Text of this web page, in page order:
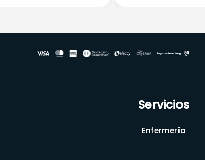
Servicios
Enfermería